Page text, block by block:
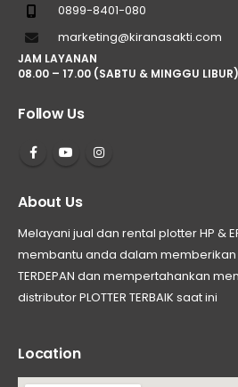
0899-8401-080
marketing@kiranasakti.com
JAM LAYANAN
08.00 – 17.00 (SABTU & MINGGU LIBUR)
Follow Us
About Us
Melayani jual dan rental plotter HP &
membantu anda dalam memberikan
TERDEPAN dan mempertahankan
distributor PLOTTER TERBAIK saat ini
Location